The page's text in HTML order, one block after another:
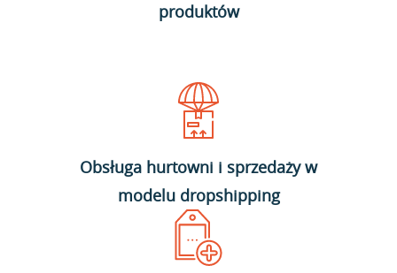
produktów
Obsługa hurtowni i sprzedaży w
modelu dropshipping